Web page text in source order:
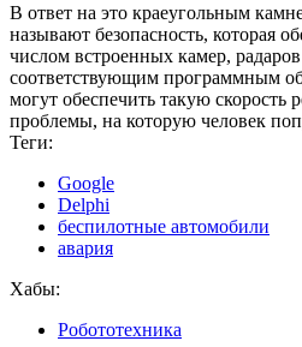
В ответ на это краеугольным
называют безопасность, которая
числом встроенных камер,
соответствующим программным
могут обеспечить такую скорость
проблемы, на которую человек
Теги:
Google
Delphi
беспилотные автомобили
авария
Хабы:
Робототехника